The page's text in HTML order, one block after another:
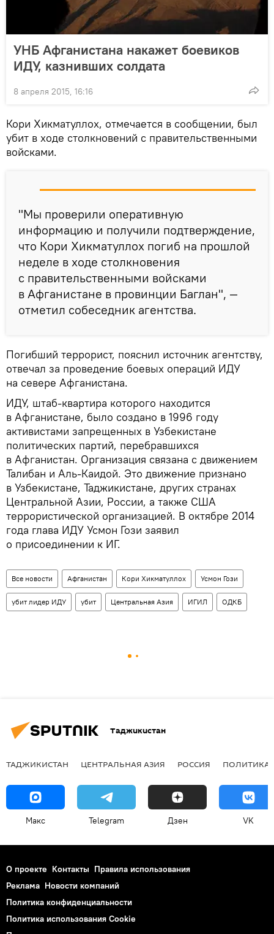
УНБ Афганистана накажет боевиков
ИДУ, казнивших солдата
8 апреля 2015, 16:16
Кори Хикматуллох, отмечается в сообщении, был
убит в ходе столкновений с правительственными
войсками.
"Мы проверили оперативную
информацию и получили подтверждение,
что Кори Хикматуллох погиб на прошлой
неделе в ходе столкновения
с правительственными войсками
в Афганистане в провинции Баглан", —
отметил собеседник агентства.
Погибший террорист, пояснил источник агентству,
отвечал за проведение боевых операций ИДУ
на севере Афганистана.
ИДУ, штаб-квартира которого находится
в Афганистане, было создано в 1996 году
активистами запрещенных в Узбекистане
политических партий, перебравшихся
в Афганистан. Организация связана с движением
Талибан и Аль-Каидой. Это движение признано
в Узбекистане, Таджикистане, других странах
Центральной Азии, России, а также США
террористической организацией. В октябре 2014
года глава ИДУ Усмон Гози заявил
о присоединении к ИГ.
Все новости Афганистан Кори Хикматуллох Усмон Гози
убит лидер ИДУ убит Центральная Азия ИГИЛ ОДКБ
Таджикистан
ТАДЖИКИСТАН ЦЕНТРАЛЬНАЯ АЗИЯ РОССИЯ ПОЛИТИКА
Макс Telegram Дзен VK
О проекте Контакты Правила использования
Реклама Новости компаний
Политика конфиденциальности
Политика использования Cookie